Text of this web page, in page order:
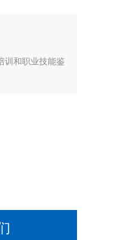
训和职业技能鉴
特点、工作原